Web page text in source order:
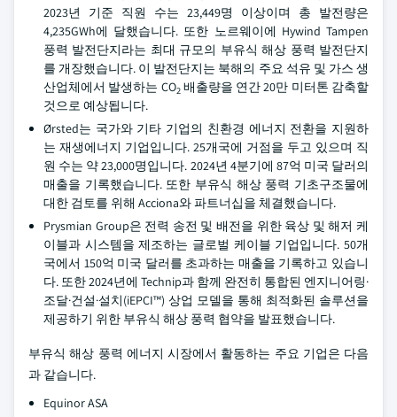
2023년 기준 직원 수는 23,449명 이상이며 총 발전량은
4,235GWh에 달했습니다. 또한 노르웨이에 Hywind Tampen
풍력 발전단지라는 최대 규모의 부유식 해상 풍력 발전단지
를 개장했습니다. 이 발전단지는 북해의 주요 석유 및 가스 생
산업체에서 발생하는 CO2배출량을 연간 20만 미터톤 감축할
것으로 예상됩니다.
Ørsted는 국가와 기타 기업의 친환경 에너지 전환을 지원하
는 재생에너지 기업입니다. 25개국에 거점을 두고 있으며 직
원 수는 약 23,000명입니다. 2024년 4분기에 87억 미국 달러의
매출을 기록했습니다. 또한 부유식 해상 풍력 기초구조물에
대한 검토를 위해 Acciona와 파트너십을 체결했습니다.
Prysmian Group은 전력 송전 및 배전을 위한 육상 및 해저 케
이블과 시스템을 제조하는 글로벌 케이블 기업입니다. 50개
국에서 150억 미국 달러를 초과하는 매출을 기록하고 있습니
다. 또한 2024년에 Technip과 함께 완전히 통합된 엔지니어링·
조달·건설·설치(iEPCI™) 상업 모델을 통해 최적화된 솔루션을
제공하기 위한 부유식 해상 풍력 협약을 발표했습니다.
부유식 해상 풍력 에너지 시장에서 활동하는 주요 기업은 다음
과 같습니다.
Equinor ASA